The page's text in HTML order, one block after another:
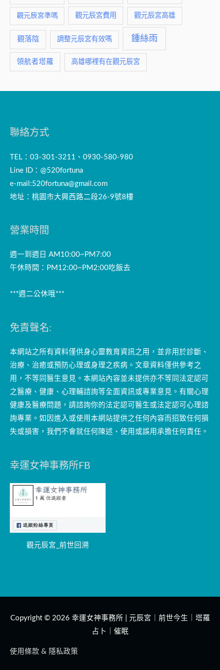
觀元辰宮準嗎 觀元辰宮費用 觀元辰宮高雄
觀落陰 調整元辰宮有效嗎 鍾絲雨
領航者塔羅 高雄哪裡有在觀元辰宮
聯絡方式
TEL：03-301-3211、0930-580-980
Line ID：@520fortuna
e-mail:520fortuna@gmail.com
地址：桃園市大興西路二段26-9號8樓
營業時間
週一到週日 AM10:00~PM7:00
午休時間：PM12:00~PM2:00吃飯去
***週二公休哦***
免責聲名:
本網站之所有資料僅供身心靈教育資訊之用，並非用於診斷、
治療、治癒或預防心理或身理之疾病。文章資料僅供參考之
用，不等同醫生意見。本網站內容並未提供亦不等同法定認可
之醫療、健康、心理輔諮詢等全面資訊或專業意見。有關心理
健康及醫療問題，請諮詢你的法定認可醫生或法定認可心理諮
詢專業。如因進入或使用本網站提供之任何內容而招致任何損
失或損害，我們不會就任何陳述、使用或誤用承擔任何責任。
幸運女神事務所FB
觀元辰宮_前世回溯
Copyright © 2026 幸運女神事務所 | 元辰宮｜前世今生｜塔羅
占卜｜催眠
使用條款 & 隱私政策